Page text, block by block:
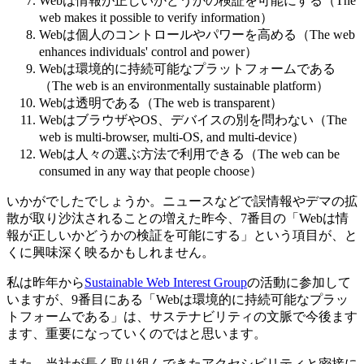
web makes it possible to verify information）
Webは個人のコントロールやパワーを高める（The web
enhances individuals' control and power）
Webは環境的に持続可能なプラットフォームである
（The web is an environmentally sustainable platform）
Webは透明である（The web is transparent）
WebはブラウザやOS、デバイスの別を問わない（The
web is multi-browser, multi-OS, and multi-device）
Webは人々の選ぶ方法で利用できる（The web can be
consumed in any way that people choose）
いかがでしたでしょうか。ニュースなどで誤情報やデマの拡
散が取り沙汰されることの増えた昨今、7番目の「Webは情
報が正しいかどうかの検証を可能にする」という項目が、と
くに興味深く映るかもしれません。
私は昨年からSustainable Web Interest Groupの活動に参加して
いますが、9番目にある「Webは環境的に持続可能なプラッ
トフォームである」は、サステナビリティの文脈で今後ます
ます、重要になっていくのではと思います。